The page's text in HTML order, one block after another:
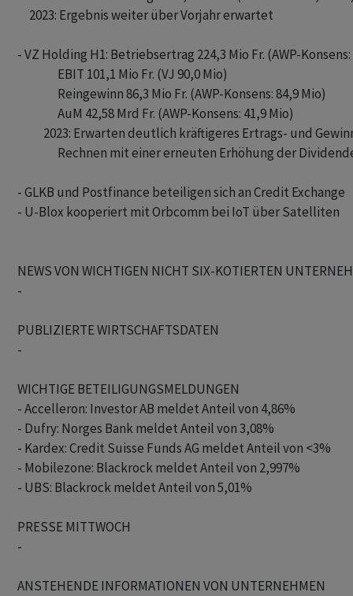
     2023: Ergebnis weiter über Vorjahr erwartet
- VZ Holding H1: Betriebsertrag 224,3 Mio Fr. (AWP-
                 EBIT 101,1 Mio Fr. (VJ 90,0 Mio)
                 Reingewinn 86,3 Mio Fr. (AWP-Konsens: 84,9 Mio)
                 AuM 42,58 Mrd Fr. (AWP-Konsens: 41,9 Mio)
2023: Erwarten deutlich kräftigeres Ertrags- und
Rechnen mit einer erneuten Erhöhung der
- GLKB und Postfinance beteiligen sich an Credit Exchange
- U-Blox kooperiert mit Orbcomm bei IoT über Satelliten
NEWS VON WICHTIGEN NICHT SIX-KOTIERTEN
-
PUBLIZIERTE WIRTSCHAFTSDATEN
-
WICHTIGE BETEILIGUNGSMELDUNGEN
- Accelleron: Investor AB meldet Anteil von 4,86%
- Dufry: Norges Bank meldet Anteil von 3,08%
- Kardex: Credit Suisse Funds AG meldet Anteil von <3%
- Mobilezone: Blackrock meldet Anteil von 2,997%
- UBS: Blackrock meldet Anteil von 5,01%
PRESSE MITTWOCH
-
ANSTEHENDE INFORMATIONEN VON UNTERNEHMEN